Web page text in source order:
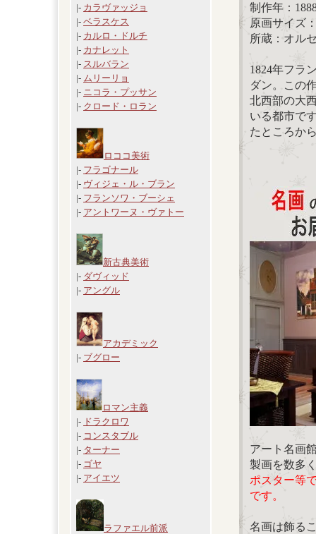
|- カラヴァッジョ
|- ベラスケス
|- カルロ・ドルチ
|- カナレット
|- スルバラン
|- ムリーリョ
|- ニコラ・プッサン
|- クロード・ロラン
ロココ美術
|- フラゴナール
|- ヴィジェ・ル・ブラン
|- フランソワ・ブーシェ
|- アントワーヌ・ヴァトー
新古典美術
|- ダヴィッド
|- アングル
アカデミック
|- ブグロー
ロマン主義
|- ドラクロワ
|- コンスタブル
|- ターナー
|- ゴヤ
|- アイエツ
ラファエル前派
制作年：
原画サイズ
所蔵：オル
1824年フラ
ダン。この
北西部の大
いる都市で
たところか
アート名画
製画を数多
ポスター等
です。
名画は飾る